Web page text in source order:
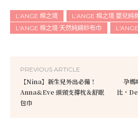
L’ANGE 棉之境
L’ANGE 棉之境 嬰兒純
L'ANGE 棉之境 天然純綿紗布巾
L'ANGE
PREVIOUS ARTICLE
【Nina】新生兒外出必備！
Anna&Eve 頭頸支撐枕＆舒眠
包巾
孕媽
比，